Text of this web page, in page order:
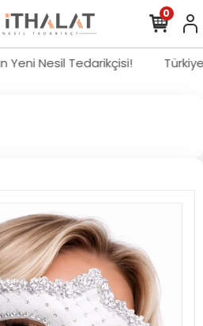
Yeni Nesil Tedarikçisi!
0